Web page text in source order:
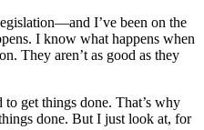
I’ve been on the
I know what happens when
They aren’t as good as they
to get things done. That’s why
done. But I just look at, for